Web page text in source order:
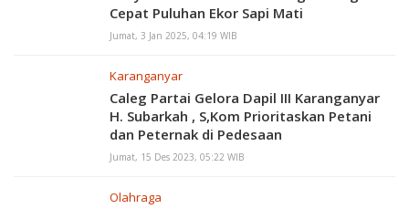
Cepat Puluhan Ekor Sapi Mati
Jumat, 3 Jan 2025, 04:19 WIB
Karanganyar
Caleg Partai Gelora Dapil III Karanganyar
H. Subarkah , S,Kom Prioritaskan Petani
dan Peternak di Pedesaan
Jumat, 15 Des 2023, 05:22 WIB
Olahraga